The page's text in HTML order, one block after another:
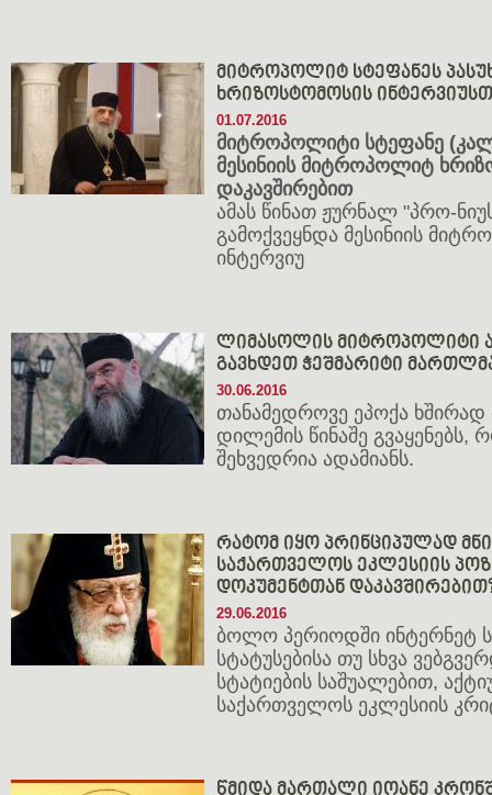
მიტროპოლიტ სტეფანეს
ხრიზოსტომოსის
01.07.2016
მიტროპოლიტი სტეფანე
მესინიის მიტროპოლიტ
დაკავშირებით
ამას წინათ ჟურნალ "პრო-
გამოქვეყნდა მესინიის
ინტერვიუ
ლიმასოლის მიტროპოლიტი
გავხდეთ ჭეშმარიტი
30.06.2016
თანამედროვე ეპოქა
დილემის წინაშე
შეხვედრია ადამიანს.
რატომ იყო პრინციპულად
საქართველოს ეკლესიის
დოკუმენტთან
29.06.2016
ბოლო პერიოდში ინტერნეტ
სტატუსებისა თუ სხვა
სტატიების საშუალებით,
საქართველოს ეკლესიის
წმიდა მართალი იოანე